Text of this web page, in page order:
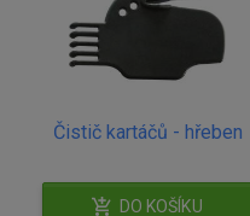
Čistič kartáčů - hřeben
DO KOŠÍKU